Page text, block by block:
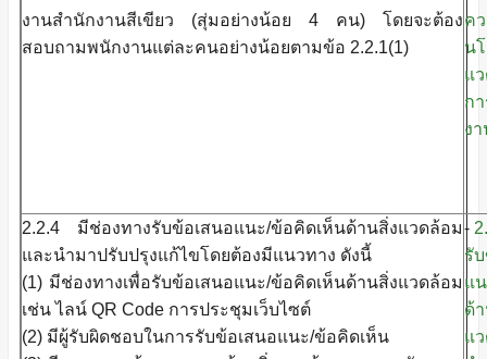
งานสำนักงานสีเขียว (สุ่มอย่างน้อย 4 คน) โดยจะต้อง
สอบถามพนักงานแต่ละคนอย่างน้อยตามข้อ 2.2.1(1)
ค
น
แ
ก
ง
2.2.4 มีช่องทางรับข้อเสนอแนะ/ข้อคิดเห็นด้านสิ่งแวดล้อม
และนำมาปรับปรุงแก้ไขโดยต้องมีแนวทาง ดังนี้
(1) มีช่องทางเพื่อรับข้อเสนอแนะ/ข้อคิดเห็นด้านสิ่งแวดล้อม
เช่น ไลน์ QR Code การประชุมเว็บไซต์
(2) มีผู้รับผิดชอบในการรับข้อเสนอแนะ/ข้อคิดเห็น
-
รั
แ
ด้
แ